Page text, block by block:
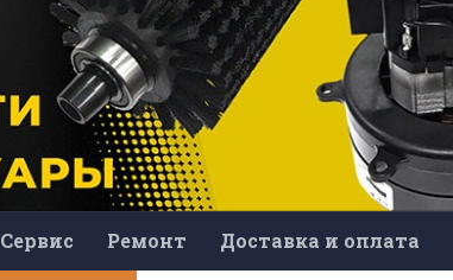
Сервис Ремонт Доставка и оплата